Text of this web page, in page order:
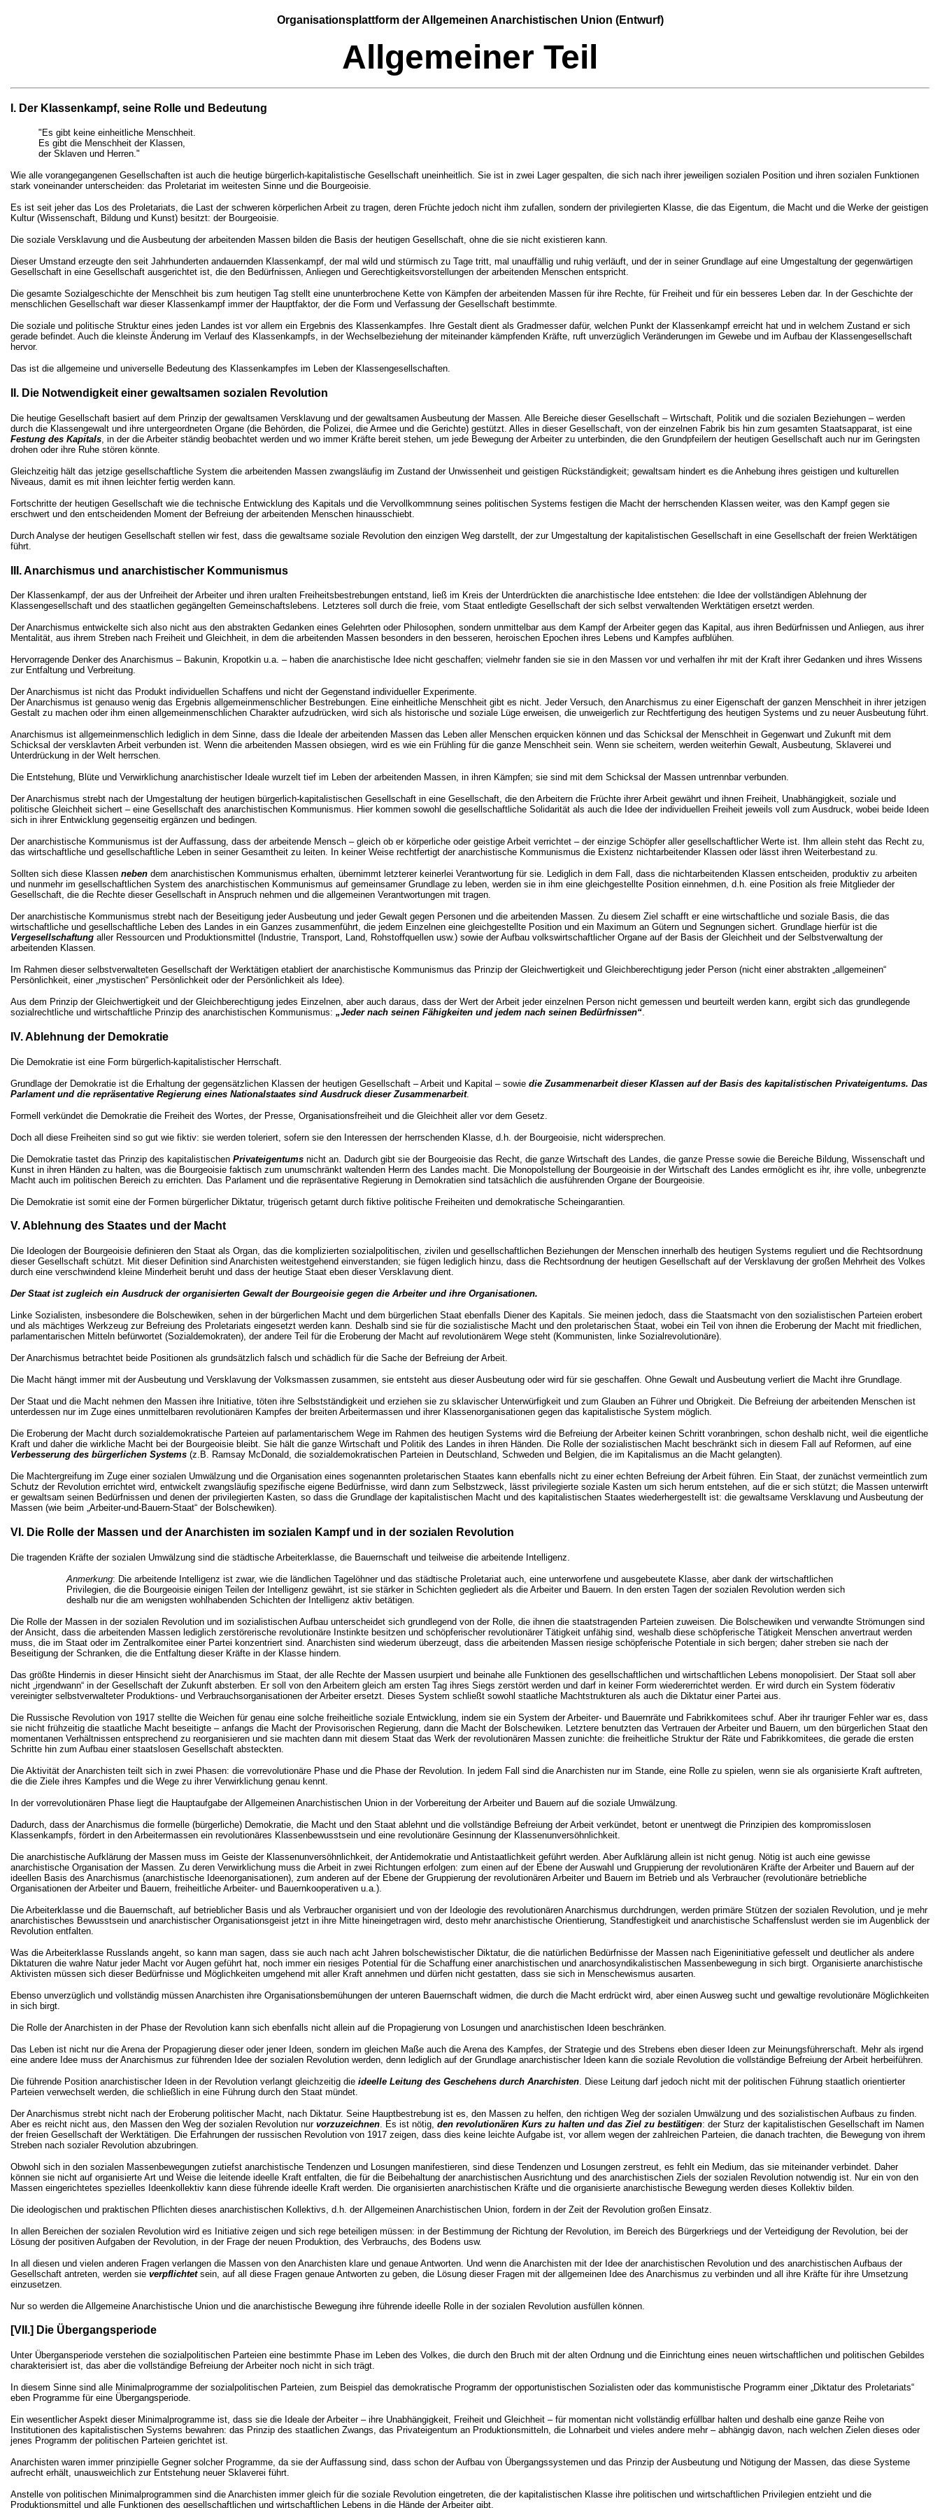
Organisationsplattform der Allgemeinen Anarchistischen Union (Entwurf)
Allgemeiner Teil
I. Der Klassenkampf, seine Rolle und Bedeutung
"Es gibt keine einheitliche Menschheit.
Es gibt die Menschheit der Klassen,
der Sklaven und Herren."
Wie alle vorangegangenen Gesellschaften ist auch die heutige bürgerlich-kapitalistische Gesellschaft uneinheitlich. Sie ist in zwei Lager gespalten, die sich nach ihrer jeweiligen sozialen Position und ihren sozialen Funktionen
stark voneinander unterscheiden: das Proletariat im weitesten Sinne und die Bourgeoisie.
Es ist seit jeher das Los des Proletariats, die Last der schweren körperlichen Arbeit zu tragen, deren Früchte jedoch nicht ihm zufallen, sondern der privilegierten Klasse, die das Eigentum, die Macht und die Werke der geistigen
Kultur (Wissenschaft, Bildung und Kunst) besitzt: der Bourgeoisie.
Die soziale Versklavung und die Ausbeutung der arbeitenden Massen bilden die Basis der heutigen Gesellschaft, ohne die sie nicht existieren kann.
Dieser Umstand erzeugte den seit Jahrhunderten andauernden Klassenkampf, der mal wild und stürmisch zu Tage tritt, mal unauffällig und ruhig verläuft, und der in seiner Grundlage auf eine Umgestaltung der gegenwärtigen
Gesellschaft in eine Gesellschaft ausgerichtet ist, die den Bedürfnissen, Anliegen und Gerechtigkeitsvorstellungen der arbeitenden Menschen entspricht.
Die gesamte Sozialgeschichte der Menschheit bis zum heutigen Tag stellt eine ununterbrochene Kette von Kämpfen der arbeitenden Massen für ihre Rechte, für Freiheit und für ein besseres Leben dar. In der Geschichte der
menschlichen Gesellschaft war dieser Klassenkampf immer der Hauptfaktor, der die Form und Verfassung der Gesellschaft bestimmte.
Die soziale und politische Struktur eines jeden Landes ist vor allem ein Ergebnis des Klassenkampfes. Ihre Gestalt dient als Gradmesser dafür, welchen Punkt der Klassenkampf erreicht hat und in welchem Zustand er sich
gerade befindet. Auch die kleinste Änderung im Verlauf des Klassenkampfs, in der Wechselbeziehung der miteinander kämpfenden Kräfte, ruft unverzüglich Veränderungen im Gewebe und im Aufbau der Klassengesellschaft
hervor.
Das ist die allgemeine und universelle Bedeutung des Klassenkampfes im Leben der Klassengesellschaften.
II. Die Notwendigkeit einer gewaltsamen sozialen Revolution
Die heutige Gesellschaft basiert auf dem Prinzip der gewaltsamen Versklavung und der gewaltsamen Ausbeutung der Massen. Alle Bereiche dieser Gesellschaft – Wirtschaft, Politik und die sozialen Beziehungen – werden
durch die Klassengewalt und ihre untergeordneten Organe (die Behörden, die Polizei, die Armee und die Gerichte) gestützt. Alles in dieser Gesellschaft, von der einzelnen Fabrik bis hin zum gesamten Staatsapparat, ist eine
Festung des Kapitals , in der die Arbeiter ständig beobachtet werden und wo immer Kräfte bereit stehen, um jede Bewegung der Arbeiter zu unterbinden, die den Grundpfeilern der heutigen Gesellschaft auch nur im Geringsten
drohen oder ihre Ruhe stören könnte.
Gleichzeitig hält das jetzige gesellschaftliche System die arbeitenden Massen zwangsläufig im Zustand der Unwissenheit und geistigen Rückständigkeit; gewaltsam hindert es die Anhebung ihres geistigen und kulturellen
Niveaus, damit es mit ihnen leichter fertig werden kann.
Fortschritte der heutigen Gesellschaft wie die technische Entwicklung des Kapitals und die Vervollkommnung seines politischen Systems festigen die Macht der herrschenden Klassen weiter, was den Kampf gegen sie
erschwert und den entscheidenden Moment der Befreiung der arbeitenden Menschen hinausschiebt.
Durch Analyse der heutigen Gesellschaft stellen wir fest, dass die gewaltsame soziale Revolution den einzigen Weg darstellt, der zur Umgestaltung der kapitalistischen Gesellschaft in eine Gesellschaft der freien Werktätigen
führt.
III. Anarchismus und anarchistischer Kommunismus
Der Klassenkampf, der aus der Unfreiheit der Arbeiter und ihren uralten Freiheitsbestrebungen entstand, ließ im Kreis der Unterdrückten die anarchistische Idee entstehen: die Idee der vollständigen Ablehnung der
Klassengesellschaft und des staatlichen gegängelten Gemeinschaftslebens. Letzteres soll durch die freie, vom Staat entledigte Gesellschaft der sich selbst verwaltenden Werktätigen ersetzt werden.
Der Anarchismus entwickelte sich also nicht aus den abstrakten Gedanken eines Gelehrten oder Philosophen, sondern unmittelbar aus dem Kampf der Arbeiter gegen das Kapital, aus ihren Bedürfnissen und Anliegen, aus ihrer
Mentalität, aus ihrem Streben nach Freiheit und Gleichheit, in dem die arbeitenden Massen besonders in den besseren, heroischen Epochen ihres Lebens und Kampfes aufblühen.
Hervorragende Denker des Anarchismus – Bakunin, Kropotkin u.a. – haben die anarchistische Idee nicht geschaffen; vielmehr fanden sie sie in den Massen vor und verhalfen ihr mit der Kraft ihrer Gedanken und ihres Wissens
zur Entfaltung und Verbreitung.
Der Anarchismus ist nicht das Produkt individuellen Schaffens und nicht der Gegenstand individueller Experimente.
Der Anarchismus ist genauso wenig das Ergebnis allgemeinmenschlicher Bestrebungen. Eine einheitliche Menschheit gibt es nicht. Jeder Versuch, den Anarchismus zu einer Eigenschaft der ganzen Menschheit in ihrer jetzigen
Gestalt zu machen oder ihm einen allgemeinmenschlichen Charakter aufzudrücken, wird sich als historische und soziale Lüge erweisen, die unweigerlich zur Rechtfertigung des heutigen Systems und zu neuer Ausbeutung führt.
Anarchismus ist allgemeinmenschlich lediglich in dem Sinne, dass die Ideale der arbeitenden Massen das Leben aller Menschen erquicken können und das Schicksal der Menschheit in Gegenwart und Zukunft mit dem
Schicksal der versklavten Arbeit verbunden ist. Wenn die arbeitenden Massen obsiegen, wird es wie ein Frühling für die ganze Menschheit sein. Wenn sie scheitern, werden weiterhin Gewalt, Ausbeutung, Sklaverei und
Unterdrückung in der Welt herrschen.
Die Entstehung, Blüte und Verwirklichung anarchistischer Ideale wurzelt tief im Leben der arbeitenden Massen, in ihren Kämpfen; sie sind mit dem Schicksal der Massen untrennbar verbunden.
Der Anarchismus strebt nach der Umgestaltung der heutigen bürgerlich-kapitalistischen Gesellschaft in eine Gesellschaft, die den Arbeitern die Früchte ihrer Arbeit gewährt und ihnen Freiheit, Unabhängigkeit, soziale und
politische Gleichheit sichert – eine Gesellschaft des anarchistischen Kommunismus. Hier kommen sowohl die gesellschaftliche Solidarität als auch die Idee der individuellen Freiheit jeweils voll zum Ausdruck, wobei beide Ideen
sich in ihrer Entwicklung gegenseitig ergänzen und bedingen.
Der anarchistische Kommunismus ist der Auffassung, dass der arbeitende Mensch – gleich ob er körperliche oder geistige Arbeit verrichtet – der einzige Schöpfer aller gesellschaftlicher Werte ist. Ihm allein steht das Recht zu,
das wirtschaftliche und gesellschaftliche Leben in seiner Gesamtheit zu leiten. In keiner Weise rechtfertigt der anarchistische Kommunismus die Existenz nichtarbeitender Klassen oder lässt ihren Weiterbestand zu.
Sollten sich diese Klassen neben dem anarchistischen Kommunismus erhalten, übernimmt letzterer keinerlei Verantwortung für sie. Lediglich in dem Fall, dass die nichtarbeitenden Klassen entscheiden, produktiv zu arbeiten
und nunmehr im gesellschaftlichen System des anarchistischen Kommunismus auf gemeinsamer Grundlage zu leben, werden sie in ihm eine gleichgestellte Position einnehmen, d.h. eine Position als freie Mitglieder der
Gesellschaft, die die Rechte dieser Gesellschaft in Anspruch nehmen und die allgemeinen Verantwortungen mit tragen.
Der anarchistische Kommunismus strebt nach der Beseitigung jeder Ausbeutung und jeder Gewalt gegen Personen und die arbeitenden Massen. Zu diesem Ziel schafft er eine wirtschaftliche und soziale Basis, die das
wirtschaftliche und gesellschaftliche Leben des Landes in ein Ganzes zusammenführt, die jedem Einzelnen eine gleichgestellte Position und ein Maximum an Gütern und Segnungen sichert. Grundlage hierfür ist die
Vergesellschaftung aller Ressourcen und Produktionsmittel (Industrie, Transport, Land, Rohstoffquellen usw.) sowie der Aufbau volkswirtschaftlicher Organe auf der Basis der Gleichheit und der Selbstverwaltung der
arbeitenden Klassen.
Im Rahmen dieser selbstverwalteten Gesellschaft der Werktätigen etabliert der anarchistische Kommunismus das Prinzip der Gleichwertigkeit und Gleichberechtigung jeder Person (nicht einer abstrakten „allgemeinen“
Persönlichkeit, einer „mystischen“ Persönlichkeit oder der Persönlichkeit als Idee).
Aus dem Prinzip der Gleichwertigkeit und der Gleichberechtigung jedes Einzelnen, aber auch daraus, dass der Wert der Arbeit jeder einzelnen Person nicht gemessen und beurteilt werden kann, ergibt sich das grundlegende
sozialrechtliche und wirtschaftliche Prinzip des anarchistischen Kommunismus: „Jeder nach seinen Fähigkeiten und jedem nach seinen Bedürfnissen“.
IV. Ablehnung der Demokratie
Die Demokratie ist eine Form bürgerlich-kapitalistischer Herrschaft.
Grundlage der Demokratie ist die Erhaltung der gegensätzlichen Klassen der heutigen Gesellschaft – Arbeit und Kapital – sowie die Zusammenarbeit dieser Klassen auf der Basis des kapitalistischen Privateigentums. Das
Parlament und die repräsentative Regierung eines Nationalstaates sind Ausdruck dieser Zusammenarbeit.
Formell verkündet die Demokratie die Freiheit des Wortes, der Presse, Organisationsfreiheit und die Gleichheit aller vor dem Gesetz.
Doch all diese Freiheiten sind so gut wie fiktiv: sie werden toleriert, sofern sie den Interessen der herrschenden Klasse, d.h. der Bourgeoisie, nicht widersprechen.
Die Demokratie tastet das Prinzip des kapitalistischen Privateigentums nicht an. Dadurch gibt sie der Bourgeoisie das Recht, die ganze Wirtschaft des Landes, die ganze Presse sowie die Bereiche Bildung, Wissenschaft und
Kunst in ihren Händen zu halten, was die Bourgeoisie faktisch zum unumschränkt waltenden Herrn des Landes macht. Die Monopolstellung der Bourgeoisie in der Wirtschaft des Landes ermöglicht es ihr, ihre volle, unbegrenzte
Macht auch im politischen Bereich zu errichten. Das Parlament und die repräsentative Regierung in Demokratien sind tatsächlich die ausführenden Organe der Bourgeoisie.
Die Demokratie ist somit eine der Formen bürgerlicher Diktatur, trügerisch getarnt durch fiktive politische Freiheiten und demokratische Scheingarantien.
V. Ablehnung des Staates und der Macht
Die Ideologen der Bourgeoisie definieren den Staat als Organ, das die komplizierten sozialpolitischen, zivilen und gesellschaftlichen Beziehungen der Menschen innerhalb des heutigen Systems reguliert und die Rechtsordnung
dieser Gesellschaft schützt. Mit dieser Definition sind Anarchisten weitestgehend einverstanden; sie fügen lediglich hinzu, dass die Rechtsordnung der heutigen Gesellschaft auf der Versklavung der großen Mehrheit des Volkes
durch eine verschwindend kleine Minderheit beruht und dass der heutige Staat eben dieser Versklavung dient.
Der Staat ist zugleich ein Ausdruck der organisierten Gewalt der Bourgeoisie gegen die Arbeiter und ihre Organisationen.
Linke Sozialisten, insbesondere die Bolschewiken, sehen in der bürgerlichen Macht und dem bürgerlichen Staat ebenfalls Diener des Kapitals. Sie meinen jedoch, dass die Staatsmacht von den sozialistischen Parteien erobert
und als mächtiges Werkzeug zur Befreiung des Proletariats eingesetzt werden kann. Deshalb sind sie für die sozialistische Macht und den proletarischen Staat, wobei ein Teil von ihnen die Eroberung der Macht mit friedlichen,
parlamentarischen Mitteln befürwortet (Sozialdemokraten), der andere Teil für die Eroberung der Macht auf revolutionärem Wege steht (Kommunisten, linke Sozialrevolutionäre).
Der Anarchismus betrachtet beide Positionen als grundsätzlich falsch und schädlich für die Sache der Befreiung der Arbeit.
Die Macht hängt immer mit der Ausbeutung und Versklavung der Volksmassen zusammen, sie entsteht aus dieser Ausbeutung oder wird für sie geschaffen. Ohne Gewalt und Ausbeutung verliert die Macht ihre Grundlage.
Der Staat und die Macht nehmen den Massen ihre Initiative, töten ihre Selbstständigkeit und erziehen sie zu sklavischer Unterwürfigkeit und zum Glauben an Führer und Obrigkeit. Die Befreiung der arbeitenden Menschen ist
unterdessen nur im Zuge eines unmittelbaren revolutionären Kampfes der breiten Arbeitermassen und ihrer Klassenorganisationen gegen das kapitalistische System möglich.
Die Eroberung der Macht durch sozialdemokratische Parteien auf parlamentarischem Wege im Rahmen des heutigen Systems wird die Befreiung der Arbeiter keinen Schritt voranbringen, schon deshalb nicht, weil die eigentliche
Kraft und daher die wirkliche Macht bei der Bourgeoisie bleibt. Sie hält die ganze Wirtschaft und Politik des Landes in ihren Händen. Die Rolle der sozialistischen Macht beschränkt sich in diesem Fall auf Reformen, auf eine
Verbesserung des bürgerlichen Systems (z.B. Ramsay McDonald, die sozialdemokratischen Parteien in Deutschland, Schweden und Belgien, die im Kapitalismus an die Macht gelangten).
Die Machtergreifung im Zuge einer sozialen Umwälzung und die Organisation eines sogenannten proletarischen Staates kann ebenfalls nicht zu einer echten Befreiung der Arbeit führen. Ein Staat, der zunächst vermeintlich zum
Schutz der Revolution errichtet wird, entwickelt zwangsläufig spezifische eigene Bedürfnisse, wird dann zum Selbstzweck, lässt privilegierte soziale Kasten um sich herum entstehen, auf die er sich stützt; die Massen unterwirft
er gewaltsam seinen Bedürfnissen und denen der privilegierten Kasten, so dass die Grundlage der kapitalistischen Macht und des kapitalistischen Staates wiederhergestellt ist: die gewaltsame Versklavung und Ausbeutung der
Massen (wie beim „Arbeiter-und-Bauern-Staat“ der Bolschewiken).
VI. Die Rolle der Massen und der Anarchisten im sozialen Kampf und in der sozialen Revolution
Die tragenden Kräfte der sozialen Umwälzung sind die städtische Arbeiterklasse, die Bauernschaft und teilweise die arbeitende Intelligenz.
Anmerkung: Die arbeitende Intelligenz ist zwar, wie die ländlichen Tagelöhner und das städtische Proletariat auch, eine unterworfene und ausgebeutete Klasse, aber dank der wirtschaftlichen
Privilegien, die die Bourgeoisie einigen Teilen der Intelligenz gewährt, ist sie stärker in Schichten gegliedert als die Arbeiter und Bauern. In den ersten Tagen der sozialen Revolution werden sich
deshalb nur die am wenigsten wohlhabenden Schichten der Intelligenz aktiv betätigen.
Die Rolle der Massen in der sozialen Revolution und im sozialistischen Aufbau unterscheidet sich grundlegend von der Rolle, die ihnen die staatstragenden Parteien zuweisen. Die Bolschewiken und verwandte Strömungen sind
der Ansicht, dass die arbeitenden Massen lediglich zerstörerische revolutionäre Instinkte besitzen und schöpferischer revolutionärer Tätigkeit unfähig sind, weshalb diese schöpferische Tätigkeit Menschen anvertraut werden
muss, die im Staat oder im Zentralkomitee einer Partei konzentriert sind. Anarchisten sind wiederum überzeugt, dass die arbeitenden Massen riesige schöpferische Potentiale in sich bergen; daher streben sie nach der
Beseitigung der Schranken, die die Entfaltung dieser Kräfte in der Klasse hindern.
Das größte Hindernis in dieser Hinsicht sieht der Anarchismus im Staat, der alle Rechte der Massen usurpiert und beinahe alle Funktionen des gesellschaftlichen und wirtschaftlichen Lebens monopolisiert. Der Staat soll aber
nicht „irgendwann“ in der Gesellschaft der Zukunft absterben. Er soll von den Arbeitern gleich am ersten Tag ihres Siegs zerstört werden und darf in keiner Form wiedererrichtet werden. Er wird durch ein System föderativ
vereinigter selbstverwalteter Produktions- und Verbrauchsorganisationen der Arbeiter ersetzt. Dieses System schließt sowohl staatliche Machtstrukturen als auch die Diktatur einer Partei aus.
Die Russische Revolution von 1917 stellte die Weichen für genau eine solche freiheitliche soziale Entwicklung, indem sie ein System der Arbeiter- und Bauernräte und Fabrikkomitees schuf. Aber ihr trauriger Fehler war es, dass
sie nicht frühzeitig die staatliche Macht beseitigte – anfangs die Macht der Provisorischen Regierung, dann die Macht der Bolschewiken. Letztere benutzten das Vertrauen der Arbeiter und Bauern, um den bürgerlichen Staat den
momentanen Verhältnissen entsprechend zu reorganisieren und sie machten dann mit diesem Staat das Werk der revolutionären Massen zunichte: die freiheitliche Struktur der Räte und Fabrikkomitees, die gerade die ersten
Schritte hin zum Aufbau einer staatslosen Gesellschaft absteckten.
Die Aktivität der Anarchisten teilt sich in zwei Phasen: die vorrevolutionäre Phase und die Phase der Revolution. In jedem Fall sind die Anarchisten nur im Stande, eine Rolle zu spielen, wenn sie als organisierte Kraft auftreten,
die die Ziele ihres Kampfes und die Wege zu ihrer Verwirklichung genau kennt.
In der vorrevolutionären Phase liegt die Hauptaufgabe der Allgemeinen Anarchistischen Union in der Vorbereitung der Arbeiter und Bauern auf die soziale Umwälzung.
Dadurch, dass der Anarchismus die formelle (bürgerliche) Demokratie, die Macht und den Staat ablehnt und die vollständige Befreiung der Arbeit verkündet, betont er unentwegt die Prinzipien des kompromisslosen
Klassenkampfs, fördert in den Arbeitermassen ein revolutionäres Klassenbewusstsein und eine revolutionäre Gesinnung der Klassenunversöhnlichkeit.
Die anarchistische Aufklärung der Massen muss im Geiste der Klassenunversöhnlichkeit, der Antidemokratie und Antistaatlichkeit geführt werden. Aber Aufklärung allein ist nicht genug. Nötig ist auch eine gewisse
anarchistische Organisation der Massen. Zu deren Verwirklichung muss die Arbeit in zwei Richtungen erfolgen: zum einen auf der Ebene der Auswahl und Gruppierung der revolutionären Kräfte der Arbeiter und Bauern auf der
ideellen Basis des Anarchismus (anarchistische Ideenorganisationen), zum anderen auf der Ebene der Gruppierung der revolutionären Arbeiter und Bauern im Betrieb und als Verbraucher (revolutionäre betriebliche
Organisationen der Arbeiter und Bauern, freiheitliche Arbeiter- und Bauernkooperativen u.a.).
Die Arbeiterklasse und die Bauernschaft, auf betrieblicher Basis und als Verbraucher organisiert und von der Ideologie des revolutionären Anarchismus durchdrungen, werden primäre Stützen der sozialen Revolution, und je mehr
anarchistisches Bewusstsein und anarchistischer Organisationsgeist jetzt in ihre Mitte hineingetragen wird, desto mehr anarchistische Orientierung, Standfestigkeit und anarchistische Schaffenslust werden sie im Augenblick der
Revolution entfalten.
Was die Arbeiterklasse Russlands angeht, so kann man sagen, dass sie auch nach acht Jahren bolschewistischer Diktatur, die die natürlichen Bedürfnisse der Massen nach Eigeninitiative gefesselt und deutlicher als andere
Diktaturen die wahre Natur jeder Macht vor Augen geführt hat, noch immer ein riesiges Potential für die Schaffung einer anarchistischen und anarchosyndikalistischen Massenbewegung in sich birgt. Organisierte anarchistische
Aktivisten müssen sich dieser Bedürfnisse und Möglichkeiten umgehend mit aller Kraft annehmen und dürfen nicht gestatten, dass sie sich in Menschewismus ausarten.
Ebenso unverzüglich und vollständig müssen Anarchisten ihre Organisationsbemühungen der unteren Bauernschaft widmen, die durch die Macht erdrückt wird, aber einen Ausweg sucht und gewaltige revolutionäre Möglichkeiten
in sich birgt.
Die Rolle der Anarchisten in der Phase der Revolution kann sich ebenfalls nicht allein auf die Propagierung von Losungen und anarchistischen Ideen beschränken.
Das Leben ist nicht nur die Arena der Propagierung dieser oder jener Ideen, sondern im gleichen Maße auch die Arena des Kampfes, der Strategie und des Strebens eben dieser Ideen zur Meinungsführerschaft. Mehr als irgend
eine andere Idee muss der Anarchismus zur führenden Idee der sozialen Revolution werden, denn lediglich auf der Grundlage anarchistischer Ideen kann die soziale Revolution die vollständige Befreiung der Arbeit herbeiführen.
Die führende Position anarchistischer Ideen in der Revolution verlangt gleichzeitig die ideelle Leitung des Geschehens durch Anarchisten . Diese Leitung darf jedoch nicht mit der politischen Führung staatlich orientierter
Parteien verwechselt werden, die schließlich in eine Führung durch den Staat mündet.
Der Anarchismus strebt nicht nach der Eroberung politischer Macht, nach Diktatur. Seine Hauptbestrebung ist es, den Massen zu helfen, den richtigen Weg der sozialen Umwälzung und des sozialistischen Aufbaus zu finden.
Aber es reicht nicht aus, den Massen den Weg der sozialen Revolution nur vorzuzeichnen . Es ist nötig, den revolutionären Kurs zu halten und das Ziel zu bestätigen: der Sturz der kapitalistischen Gesellschaft im Namen
der freien Gesellschaft der Werktätigen. Die Erfahrungen der russischen Revolution von 1917 zeigen, dass dies keine leichte Aufgabe ist, vor allem wegen der zahlreichen Parteien, die danach trachten, die Bewegung von ihrem
Streben nach sozialer Revolution abzubringen.
Obwohl sich in den sozialen Massenbewegungen zutiefst anarchistische Tendenzen und Losungen manifestieren, sind diese Tendenzen und Losungen zerstreut, es fehlt ein Medium, das sie miteinander verbindet. Daher
können sie nicht auf organisierte Art und Weise die leitende ideelle Kraft entfalten, die für die Beibehaltung der anarchistischen Ausrichtung und des anarchistischen Ziels der sozialen Revolution notwendig ist. Nur ein von den
Massen eingerichtetes spezielles Ideenkollektiv kann diese führende ideelle Kraft werden. Die organisierten anarchistischen Kräfte und die organisierte anarchistische Bewegung werden dieses Kollektiv bilden.
Die ideologischen und praktischen Pflichten dieses anarchistischen Kollektivs, d.h. der Allgemeinen Anarchistischen Union, fordern in der Zeit der Revolution großen Einsatz.
In allen Bereichen der sozialen Revolution wird es Initiative zeigen und sich rege beteiligen müssen: in der Bestimmung der Richtung der Revolution, im Bereich des Bürgerkriegs und der Verteidigung der Revolution, bei der
Lösung der positiven Aufgaben der Revolution, in der Frage der neuen Produktion, des Verbrauchs, des Bodens usw.
In all diesen und vielen anderen Fragen verlangen die Massen von den Anarchisten klare und genaue Antworten. Und wenn die Anarchisten mit der Idee der anarchistischen Revolution und des anarchistischen Aufbaus der
Gesellschaft antreten, werden sie verpflichtetsein, auf all diese Fragen genaue Antworten zu geben, die Lösung dieser Fragen mit der allgemeinen Idee des Anarchismus zu verbinden und all ihre Kräfte für ihre Umsetzung
einzusetzen.
Nur so werden die Allgemeine Anarchistische Union und die anarchistische Bewegung ihre führende ideelle Rolle in der sozialen Revolution ausfüllen können.
[VII.] Die Übergangsperiode
Unter Übergansperiode verstehen die sozialpolitischen Parteien eine bestimmte Phase im Leben des Volkes, die durch den Bruch mit der alten Ordnung und die Einrichtung eines neuen wirtschaftlichen und politischen Gebildes
charakterisiert ist, das aber die vollständige Befreiung der Arbeiter noch nicht in sich trägt.
In diesem Sinne sind alle Minimalprogramme der sozialpolitischen Parteien, zum Beispiel das demokratische Programm der opportunistischen Sozialisten oder das kommunistische Programm einer „Diktatur des Proletariats“
eben Programme für eine Übergangsperiode.
Ein wesentlicher Aspekt dieser Minimalprogramme ist, dass sie die Ideale der Arbeiter – ihre Unabhängigkeit, Freiheit und Gleichheit – für momentan nicht vollständig erfüllbar halten und deshalb eine ganze Reihe von
Institutionen des kapitalistischen Systems bewahren: das Prinzip des staatlichen Zwangs, das Privateigentum an Produktionsmitteln, die Lohnarbeit und vieles andere mehr – abhängig davon, nach welchen Zielen dieses oder
jenes Programm der politischen Parteien gerichtet ist.
Anarchisten waren immer prinzipielle Gegner solcher Programme, da sie der Auffassung sind, dass schon der Aufbau von Übergangssystemen und das Prinzip der Ausbeutung und Nötigung der Massen, das diese Systeme
aufrecht erhält, unausweichlich zur Entstehung neuer Sklaverei führt.
Anstelle von politischen Minimalprogrammen sind die Anarchisten immer gleich für die soziale Revolution eingetreten, die der kapitalistischen Klasse ihre politischen und wirtschaftlichen Privilegien entzieht und die
Produktionsmittel und alle Funktionen des gesellschaftlichen und wirtschaftlichen Lebens in die Hände der Arbeiter gibt.